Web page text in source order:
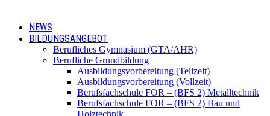
NEWS
BILDUNGSANGEBOT
Berufliches Gymnasium (GTA/AHR)
Berufliche Grundbildung
Ausbildungsvorbereitung (Teilzeit)
Ausbildungsvorbereitung (Vollzeit)
Berufsfachschule FOR – (BFS 2) Metalltechnik
Berufsfachschule FOR – (BFS 2) Bau und
Holztechnik